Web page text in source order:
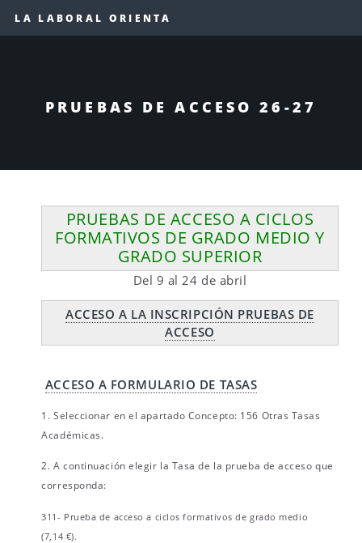
LA LABORAL ORIENTA
PRUEBAS DE ACCESO 26-27
PRUEBAS DE ACCESO A CICLOS
FORMATIVOS DE GRADO MEDIO Y
GRADO SUPERIOR
Del 9 al 24 de abril
ACCESO A LA INSCRIPCIÓN PRUEBAS DE
ACCESO
ACCESO A FORMULARIO DE TASAS
1. Seleccionar en el apartado Concepto: 156 Otras Tasas
Académicas.
2. A continuación elegir la Tasa de la prueba de acceso que
corresponda:
311- Prueba de acceso a ciclos formativos de grado medio
(7,14 €).